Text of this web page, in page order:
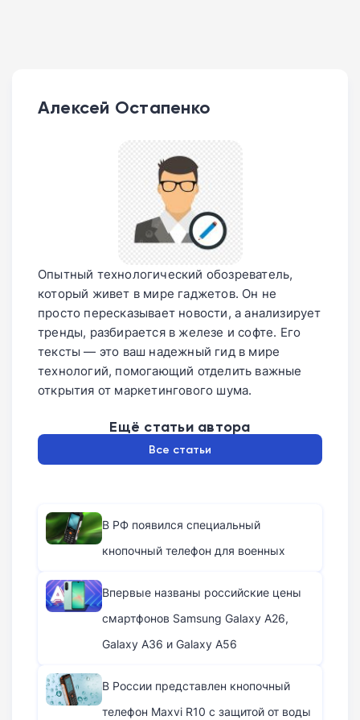
Алексей Остапенко
Опытный технологический обозреватель,
который живет в мире гаджетов. Он не
просто пересказывает новости, а анализирует
тренды, разбирается в железе и софте. Его
тексты — это ваш надежный гид в мире
технологий, помогающий отделить важные
открытия от маркетингового шума.
Ещё статьи автора
Все статьи
В РФ появился специальный
кнопочный телефон для военных
Впервые названы российские цены
смартфонов Samsung Galaxy A26,
Galaxy A36 и Galaxy A56
В России представлен кнопочный
телефон Maxvi R10 с защитой от воды